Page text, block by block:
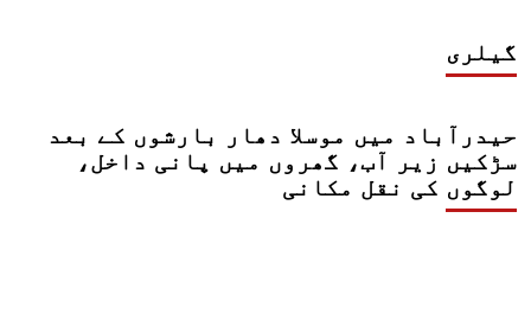
گیلری
حیدرآباد میں موسلا دھار بارشوں کے بعد
سڑکیں زیر آب، گھروں میں پانی داخل،
لوگوں کی نقل مکانی